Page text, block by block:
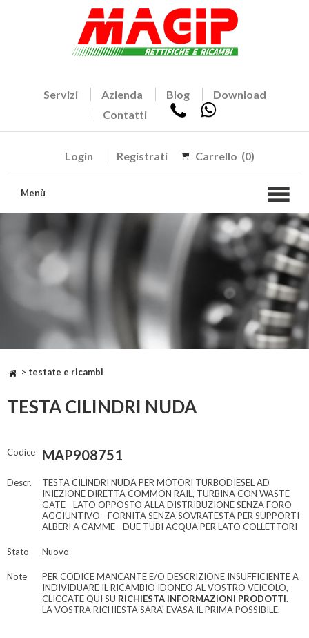
Servizi Azienda Blog
Download
Contatti
Login Registrati Carrello (0)
Menù
> testate e ricambi
TESTA CILINDRI NUDA
Codice MAP908751
Descr.
TESTA CILINDRI NUDA PER MOTORI TURBODIESEL AD
INIEZIONE DIRETTA COMMON RAIL, TURBINA CON WASTE-
GATE - LATO OPPOSTO ALLA DISTRIBUZIONE SENZA FORO
AGGIUNTIVO - FORNITA SENZA SOVRATESTA PER SUPPORTI
ALBERI A CAMME - DUE TUBI ACQUA PER LATO COLLETTORI
Stato Nuovo
Note
PER CODICE MANCANTE E/O DESCRIZIONE INSUFFICIENTE A
INDIVIDUARE IL RICAMBIO IDONEO AL VOSTRO VEICOLO,
CLICCATE QUI SU RICHIESTA INFORMAZIONI PRODOTTI.
LA VOSTRA RICHIESTA SARA' EVASA IL PRIMA POSSIBILE.